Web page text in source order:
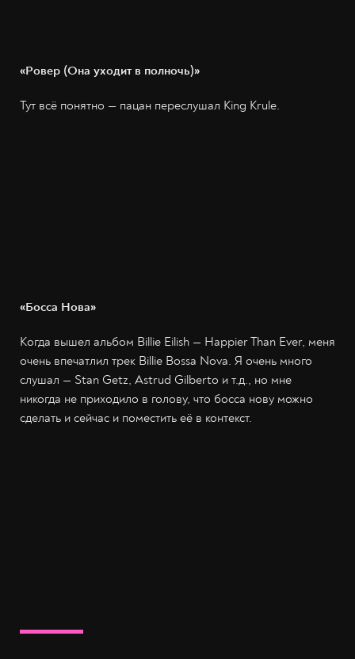
«Ровер (Она уходит в полночь)»
Тут всё понятно — пацан переслушал Кing Кrule.
«Босса Нова»
Когда вышел альбом Billie Eilish — Happier Than Ever, меня
очень впечатлил трек Billie Bossa Nova. Я очень много
слушал — Stan Getz, Astrud Gilberto и т.д., но мне
никогда не приходило в голову, что босса нову можно
сделать и сейчас и поместить её в контекст.